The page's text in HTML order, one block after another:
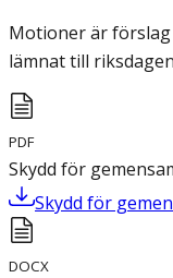
Motioner är
lämnat till
PDF
Skydd för
Skydd för
DOCX